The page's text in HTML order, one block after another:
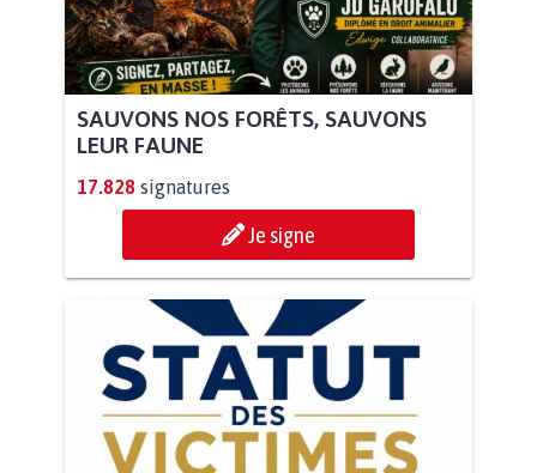
SAUVONS NOS FORÊTS, SAUVONS
LEUR FAUNE
17.828 signatures
Je signe